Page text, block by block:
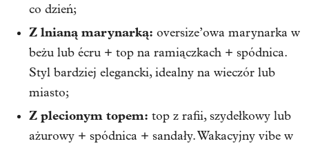
co dzień;
Z lnianą marynarką: oversize’owa marynarka w
beżu lub écru + top na ramiączkach + spódnica.
Styl bardziej elegancki, idealny na wieczór lub
miasto;
Z plecionym topem: top z rafii, szydełkowy lub
ażurowy + spódnica + sandały. Wakacyjny vibe w